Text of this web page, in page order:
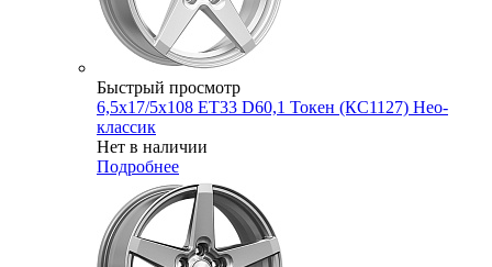
Быстрый просмотр
6,5x17/5x108 ET33 D60,1 Токен (КС1127) Нео-
классик
Нет в наличии
Подробнее